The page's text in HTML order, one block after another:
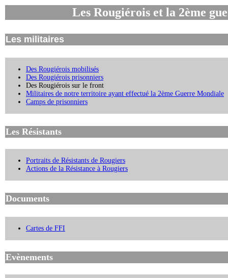
Les Rougiérois et la 2ème
Les militaires
Des Rougiérois mobilisés
Des Rougiérois prisonniers
Des Rougiérois sur le front
Militaires de notre territoire ayant effectué la 2ème Guerre Mondiale
Camps de prisonniers
Les Résistants
Portraits de Résistants de Rougiers
Actions de la Résistance à Rougiers
Documents
Cartes de FFI
Evènements